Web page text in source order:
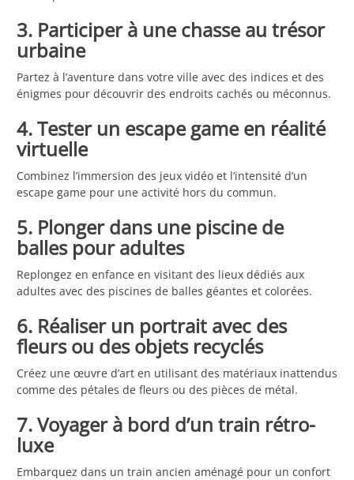
3. Participer à une chasse au trésor
urbaine
Partez à l’aventure dans votre ville avec des indices et des
énigmes pour découvrir des endroits cachés ou méconnus.
4. Tester un escape game en réalité
virtuelle
Combinez l’immersion des jeux vidéo et l’intensité d’un
escape game pour une activité hors du commun.
5. Plonger dans une piscine de
balles pour adultes
Replongez en enfance en visitant des lieux dédiés aux
adultes avec des piscines de balles géantes et colorées.
6. Réaliser un portrait avec des
fleurs ou des objets recyclés
Créez une œuvre d’art en utilisant des matériaux inattendus
comme des pétales de fleurs ou des pièces de métal.
7. Voyager à bord d’un train rétro-
luxe
Embarquez dans un train ancien aménagé pour un confort